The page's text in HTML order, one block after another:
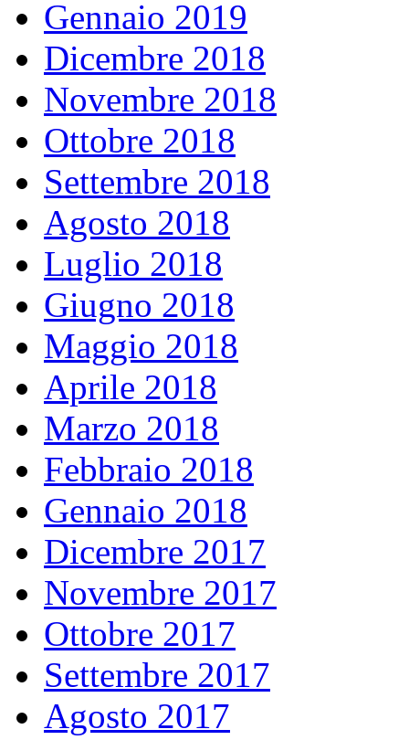
Gennaio 2019
Dicembre 2018
Novembre 2018
Ottobre 2018
Settembre 2018
Agosto 2018
Luglio 2018
Giugno 2018
Maggio 2018
Aprile 2018
Marzo 2018
Febbraio 2018
Gennaio 2018
Dicembre 2017
Novembre 2017
Ottobre 2017
Settembre 2017
Agosto 2017